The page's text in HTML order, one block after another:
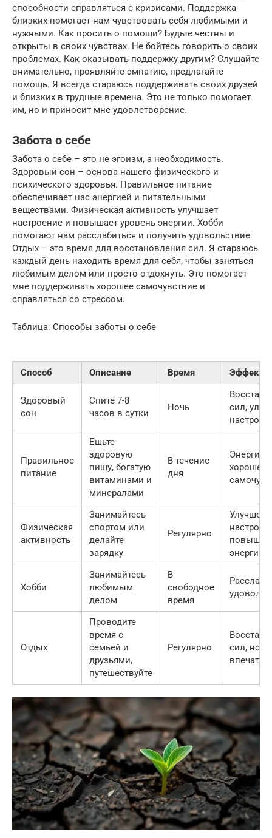
способности справляться с кризисами. Поддержка
близких помогает нам чувствовать себя любимыми и
нужными. Как просить о помощи? Будьте честны и
открыты в своих чувствах. Не бойтесь говорить о своих
проблемах. Как оказывать поддержку другим? Слушайте
внимательно, проявляйте эмпатию, предлагайте
помощь. Я всегда стараюсь поддерживать своих друзей
и близких в трудные времена. Это не только помогает
им, но и приносит мне удовлетворение.
Забота о себе
Забота о себе – это не эгоизм, а необходимость.
Здоровый сон – основа нашего физического и
психического здоровья. Правильное питание
обеспечивает нас энергией и питательными
веществами. Физическая активность улучшает
настроение и повышает уровень энергии. Хобби
помогают нам расслабиться и получить удовольствие.
Отдых – это время для восстановления сил. Я стараюсь
каждый день находить время для себя, чтобы заняться
любимым делом или просто отдохнуть. Это помогает
мне поддерживать хорошее самочувствие и
справляться со стрессом.
Таблица: Способы заботы о себе
Способ Описание Время Эффект
Здоровый
сон
Спите 7-8
часов в сутки
Ночь
сил,
Правильное
питание
Ешьте
здоровую
пищу, богатую
витаминами и
минералами
В течение
дня
Энергия,
хорошее
Физическая
активность
Занимайтесь
спортом или
делайте
зарядку
Регулярно
энергии
Хобби
Занимайтесь
любимым
делом
В
свободное
время
Отдых
Проводите
время с
семьей и
друзьями,
путешествуйте
Регулярно
сил,